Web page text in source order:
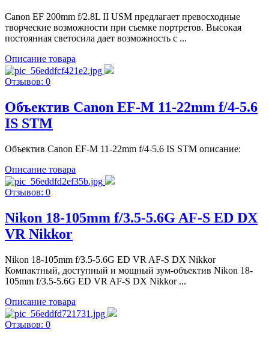
Canon EF 200mm f/2.8L II USM предлагает превосходные
творческие возможности при съемке портретов. Высокая
постоянная светосила дает возможность с ...
Описание товара
Отзывов: 0
Объектив Canon EF-M 11-22mm f/4-5.6
IS STM
Объектив Canon EF-M 11-22mm f/4-5.6 IS STM описание:
Описание товара
Отзывов: 0
Nikon 18-105mm f/3.5-5.6G AF-S ED DX
VR Nikkor
Nikon 18-105mm f/3.5-5.6G ED VR AF-S DX Nikkor
Компактный, доступный и мощный зум-объектив Nikon 18-
105mm f/3.5-5.6G ED VR AF-S DX Nikkor ...
Описание товара
Отзывов: 0